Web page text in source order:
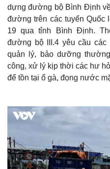
Thế giới
Quan sát
Cuộc sống đó đây
Hồ sơ
dựng đường bộ Bình Định
đường trên các tuyến Quốc
19 qua tỉnh Bình Định.
đường bộ III.4 yêu cầu
quản lý, bảo dưỡng
công, xử lý kịp thời các hư
để tồn tại ổ gà, đọng nước